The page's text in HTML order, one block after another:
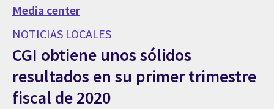
Media center
NOTICIAS LOCALES
CGI obtiene unos sólidos
resultados en su primer trimestre
fiscal de 2020